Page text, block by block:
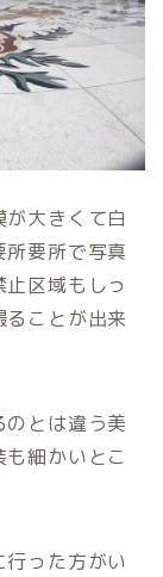
大きくて白
要所で写真
区域もしっ
ことが出来
とは違う美
細かいとこ
った方がい